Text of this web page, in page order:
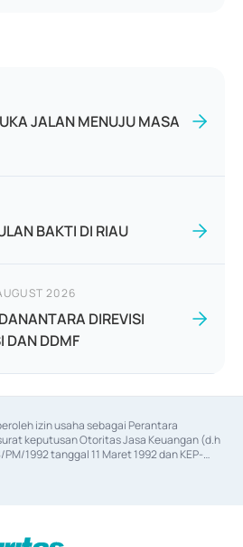
JALAN MENUJU MASA
BAKTI DI RIAU
2026
DIREVISI
DAN DDMF
izin usaha sebagai Perantara
keputusan Otoritas Jasa Keuangan (d.h
1992 tanggal 11 Maret 1992 dan KEP-
2014, izin usaha sebagai Penjamin Emisi
Otoritas Jasa Keuangan Nomor KEP-
Jasa Keuangan Nomor S-